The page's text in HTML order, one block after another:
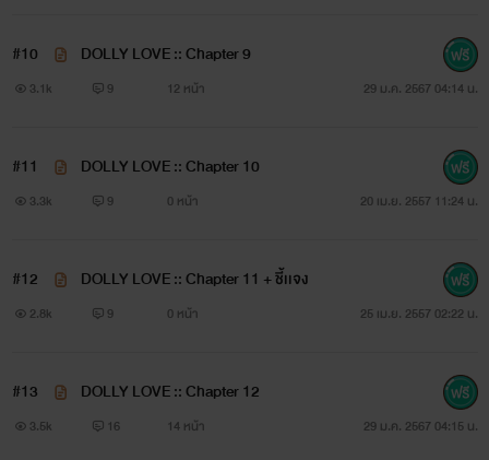
#10 DOLLY LOVE :: Chapter 9
3.1k 9 12 หน้า 29 ม.ค. 2567 04:14 น.
#11 DOLLY LOVE :: Chapter 10
3.3k 9 0 หน้า 20 เม.ย. 2557 11:24 น.
#12 DOLLY LOVE :: Chapter 11 + ชี้เเจง
2.8k 9 0 หน้า 25 เม.ย. 2557 02:22 น.
#13 DOLLY LOVE :: Chapter 12
3.5k 16 14 หน้า 29 ม.ค. 2567 04:15 น.